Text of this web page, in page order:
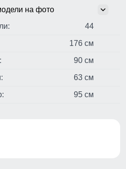
на фото
44
176 см
90 см
63 см
95 см